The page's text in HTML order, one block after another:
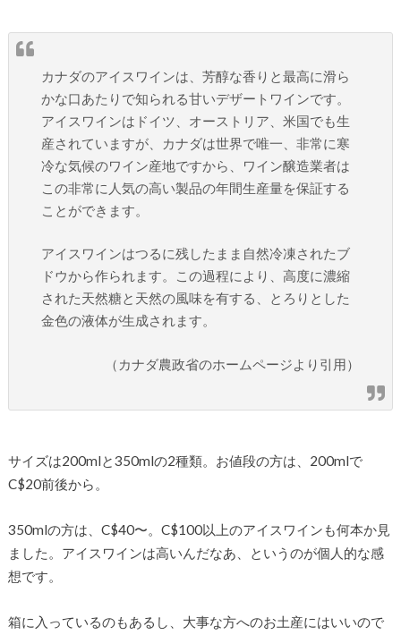
カナダのアイスワインは、芳醇な香りと最高に滑ら
かな口あたりで知られる甘いデザートワインです。
アイスワインはドイツ、オーストリア、米国でも生
産されていますが、カナダは世界で唯一、非常に寒
冷な気候のワイン産地ですから、ワイン醸造業者は
この非常に人気の高い製品の年間生産量を保証する
ことができます。
アイスワインはつるに残したまま自然冷凍されたブ
ドウから作られます。この過程により、高度に濃縮
された天然糖と天然の風味を有する、とろりとした
金色の液体が生成されます。
（カナダ農政省のホームページより引用）
サイズは200mlと350mlの2種類。お値段の方は、200mlで
C$20前後から。
350mlの方は、C$40〜。C$100以上のアイスワインも何本か見
ました。アイスワインは高いんだなあ、というのが個人的な感
想です。
箱に入っているのもあるし、大事な方へのお土産にはいいので